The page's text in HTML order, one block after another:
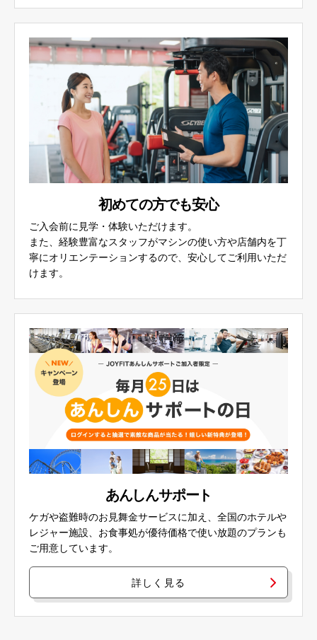
初めての方でも安心
ご入会前に見学・体験いただけます。
また、経験豊富なスタッフがマシンの使い方や店舗内を丁
寧にオリエンテーションするので、安心してご利用いただ
けます。
あんしんサポート
ケガや盗難時のお見舞金サービスに加え、全国のホテルや
レジャー施設、お食事処が優待価格で使い放題のプランも
ご用意しています。
詳しく見る